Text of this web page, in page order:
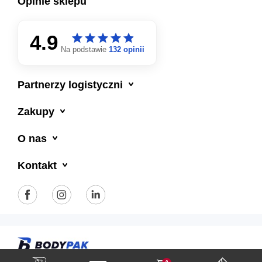
4.9 starstarstarstarstar
starstarstarstarstar
Na podstawie 132 opinii
Partnerzy logistyczni
Zakupy
O nas
Kontakt
Polityka prywatności Regulamin sklepu